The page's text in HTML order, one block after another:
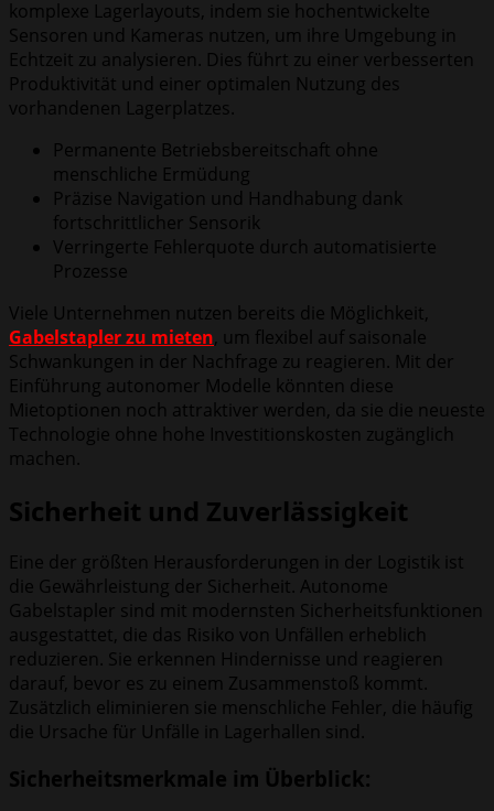
komplexe Lagerlayouts, indem sie hochentwickelte
Sensoren und Kameras nutzen, um ihre Umgebung in
Echtzeit zu analysieren. Dies führt zu einer verbesserten
Produktivität und einer optimalen Nutzung des
vorhandenen Lagerplatzes.
Permanente Betriebsbereitschaft ohne
menschliche Ermüdung
Präzise Navigation und Handhabung dank
fortschrittlicher Sensorik
Verringerte Fehlerquote durch automatisierte
Prozesse
Viele Unternehmen nutzen bereits die Möglichkeit,
Gabelstapler zu mieten, um flexibel auf saisonale
Schwankungen in der Nachfrage zu reagieren. Mit der
Einführung autonomer Modelle könnten diese
Mietoptionen noch attraktiver werden, da sie die neueste
Technologie ohne hohe Investitionskosten zugänglich
machen.
Sicherheit und Zuverlässigkeit
Eine der größten Herausforderungen in der Logistik ist
die Gewährleistung der Sicherheit. Autonome
Gabelstapler sind mit modernsten Sicherheitsfunktionen
ausgestattet, die das Risiko von Unfällen erheblich
reduzieren. Sie erkennen Hindernisse und reagieren
darauf, bevor es zu einem Zusammenstoß kommt.
Zusätzlich eliminieren sie menschliche Fehler, die häufig
die Ursache für Unfälle in Lagerhallen sind.
Sicherheitsmerkmale im Überblick: